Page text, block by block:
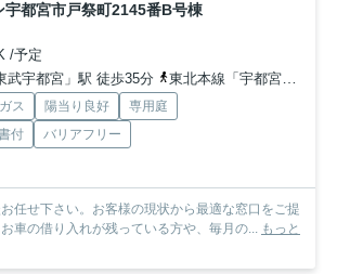
宇都宮市戸祭町2145番B号棟
/予定
武宇都宮」駅 徒歩35分
東北本線「宇都宮」駅 徒歩50分
ス 陽当り良好
専用庭
付
バリアフリー
任せ下さい。お客様の現状から最適な窓口をご提
車の借り入れが残っている方や、毎月の... もっと